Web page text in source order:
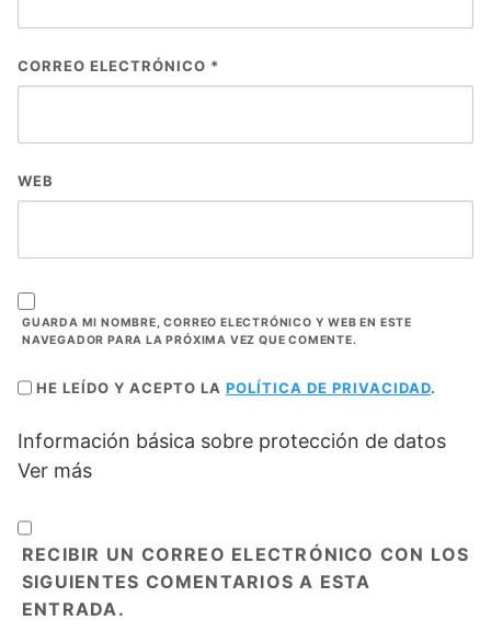
CORREO ELECTRÓNICO *
WEB
GUARDA MI NOMBRE, CORREO ELECTRÓNICO Y WEB EN ESTE
NAVEGADOR PARA LA PRÓXIMA VEZ QUE COMENTE.
HE LEÍDO Y ACEPTO LA POLÍTICA DE PRIVACIDAD.
Información básica sobre protección de datos
Ver más
RECIBIR UN CORREO ELECTRÓNICO CON LOS
SIGUIENTES COMENTARIOS A ESTA
ENTRADA.